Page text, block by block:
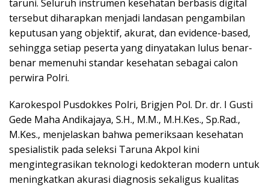
taruni. Seluruh instrumen kesehatan berbasis digital
tersebut diharapkan menjadi landasan pengambilan
keputusan yang objektif, akurat, dan evidence-based,
sehingga setiap peserta yang dinyatakan lulus benar-
benar memenuhi standar kesehatan sebagai calon
perwira Polri.
Karokespol Pusdokkes Polri, Brigjen Pol. Dr. dr. I Gusti
Gede Maha Andikajaya, S.H., M.M., M.H.Kes., Sp.Rad.,
M.Kes., menjelaskan bahwa pemeriksaan kesehatan
spesialistik pada seleksi Taruna Akpol kini
mengintegrasikan teknologi kedokteran modern untuk
meningkatkan akurasi diagnosis sekaligus kualitas